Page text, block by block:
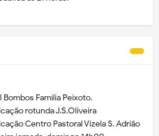
Família Peixoto.
rotunda J.S.Oliveira
Centro Pastoral Vizela S. Adrião